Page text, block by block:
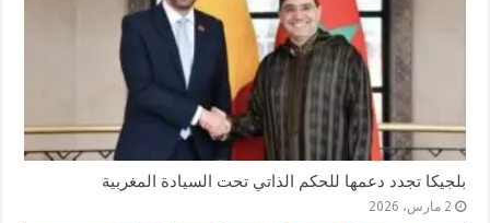
بلجيكا تجدد دعمها للحكم الذاتي تحت السيادة المغربية
2 مارس، 2026